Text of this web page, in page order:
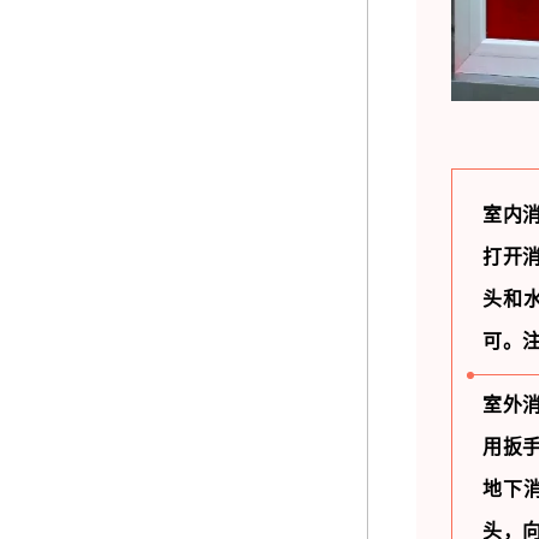
室内
打开
头和
可。
室外
用扳
地下
头，